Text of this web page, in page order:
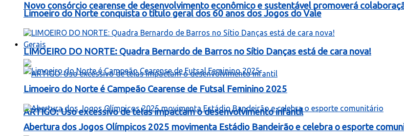
Novo consórcio cearense de desenvolvimento econômico e sustentável promoverá
Gerais
ARTIGO: Uso excessivo de telas impactam o desenvolvimento infantil
Limoeiro do Norte conquista o título geral dos 60 anos dos Jogos do Vale
LIMOEIRO DO NORTE: Quadra Bernardo de Barros no Sítio Danças está de cara nova!
Limoeiro do Norte é Campeão Cearense de Futsal Feminino 2025
Abertura dos Jogos Olímpicos 2025 movimenta Estádio Bandeirão e celebra o esporte